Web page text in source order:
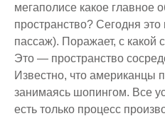
мегаполисе какое главное
пространство? Сегодня
пассаж). Поражает, с какой
Это — пространство
Известно, что американцы
занимаясь шопингом. Все
есть только процесс